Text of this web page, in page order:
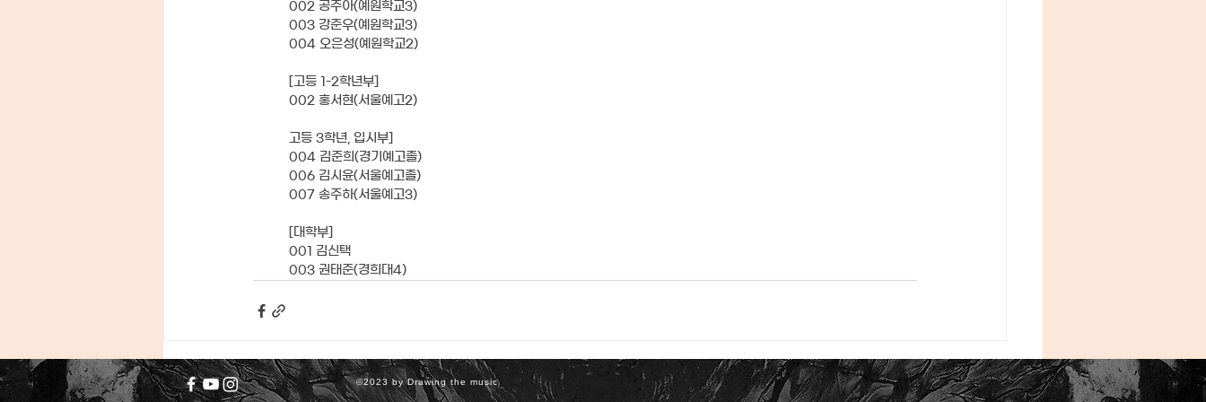
002 공주아(예원학교3)
003 강준우(예원학교3)
004 오은성(예원학교2)
[고등 1-2학년부]
002 홍서현(서울예고2)
고등 3학년, 입시부]
004 김준희(경기예고졸)
006 김시윤(서울예고졸)
007 송주하(서울예고3)
[대학부]
001 김신택
003 권태준(경희대4)
©2023 by Drawing the music